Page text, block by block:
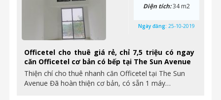
Officetel cho thuê giá rẻ, chỉ 7,5 triệu có ngay
căn Officetel cơ bản có bếp tại The Sun Avenue
Thiện chí cho thuê nhanh căn Officetel tại The Sun
Avenue Đã hoàn thiện cơ bản, có sẵn 1 máy…
Diện tích:34 m2
Ngày đăng: 25-10-2019